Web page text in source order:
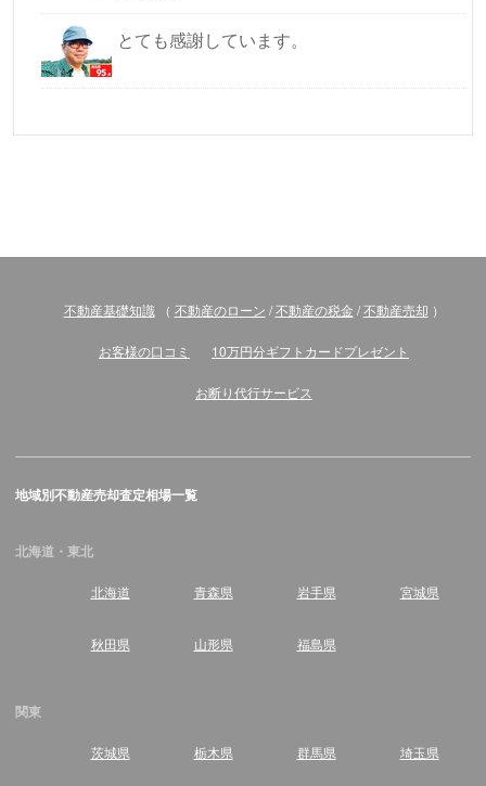
とても感謝しています。
不動産基礎知識 （ 不動産のローン /不動産の税金 /不動産売却 ）
お客様の口コミ 10万円分ギフトカードプレゼント
お断り代行サービス
地域別不動産売却査定相場一覧
北海道・東北
北海道 青森県 岩手県 宮城県
秋田県 山形県 福島県
関東
茨城県 栃木県 群馬県 埼玉県